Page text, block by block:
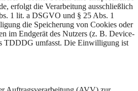
erfolgt die Verarbeitung ausschließlich
1 lit. a DSGVO und § 25 Abs. 1
die Speicherung von Cookies oder
im Endgerät des Nutzers (z. B. Device-
TDDDG umfasst. Die Einwilligung ist